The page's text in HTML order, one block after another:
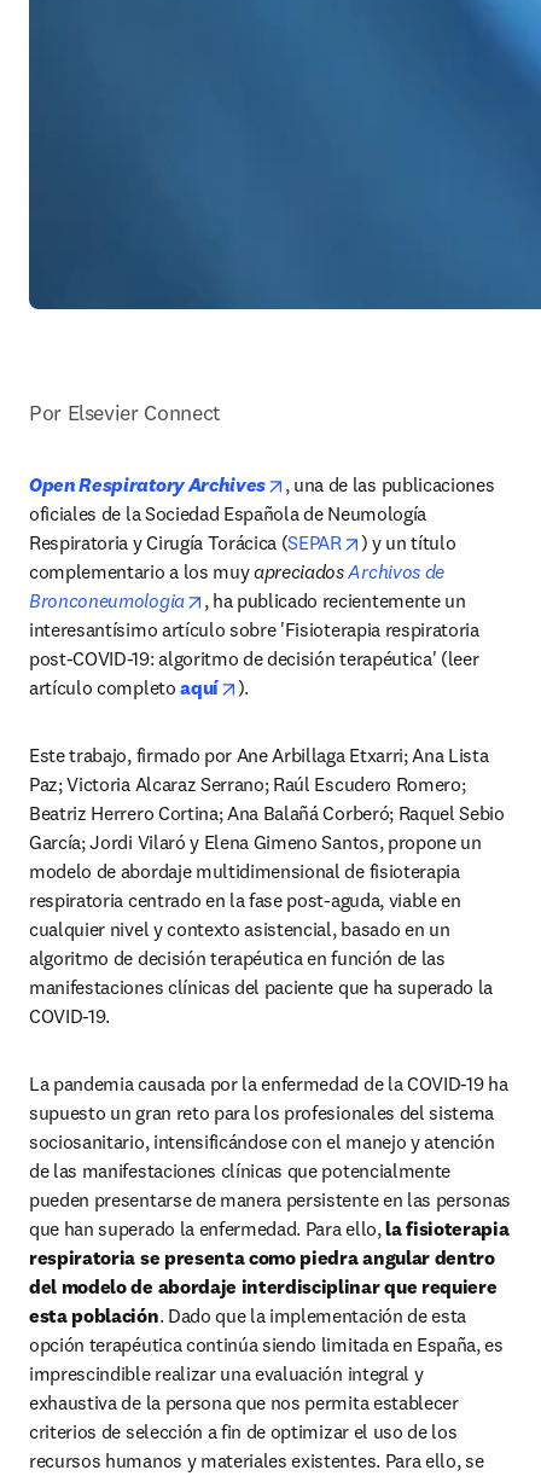
Por Elsevier Connect
Open Respiratory Archives opens in new tab/window
, una de las publicaciones
oficiales de la Sociedad Española de Neumología
Respiratoria y Cirugía Torácica (SEPAR opens in new tab/
) y un título
complementario a los muy apreciados Archivos de
Bronconeumologia
opens in new tab/window
, ha publicado recientemente un
interesantísimo artículo sobre 'Fisioterapia respiratoria
post-COVID-19: algoritmo de decisión terapéutica' (leer
artículo completo aquí opens in new tab/window
).
Este trabajo, firmado por Ane Arbillaga Etxarri; Ana Lista
Paz; Victoria Alcaraz Serrano; Raúl Escudero Romero;
Beatriz Herrero Cortina; Ana Balañá Corberó; Raquel Sebio
García; Jordi Vilaró y Elena Gimeno Santos, propone un
modelo de abordaje multidimensional de fisioterapia
respiratoria centrado en la fase post-aguda, viable en
cualquier nivel y contexto asistencial, basado en un
algoritmo de decisión terapéutica en función de las
manifestaciones clínicas del paciente que ha superado la
COVID-19.
La pandemia causada por la enfermedad de la COVID-19 ha
supuesto un gran reto para los profesionales del sistema
sociosanitario, intensificándose con el manejo y atención
de las manifestaciones clínicas que potencialmente
pueden presentarse de manera persistente en las personas
que han superado la enfermedad. Para ello, la fisioterapia
respiratoria se presenta como piedra angular dentro
del modelo de abordaje interdisciplinar que requiere
esta población. Dado que la implementación de esta
opción terapéutica continúa siendo limitada en España, es
imprescindible realizar una evaluación integral y
exhaustiva de la persona que nos permita establecer
criterios de selección a fin de optimizar el uso de los
recursos humanos y materiales existentes. Para ello, se